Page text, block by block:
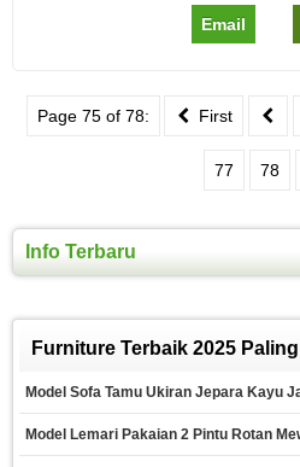
Email
Page 75 of 78: First
77 78
Info Terbaru
Furniture Terbaik 2025
Model Sofa Tamu Ukiran Jepara Kayu
Model Lemari Pakaian 2 Pintu Rotan